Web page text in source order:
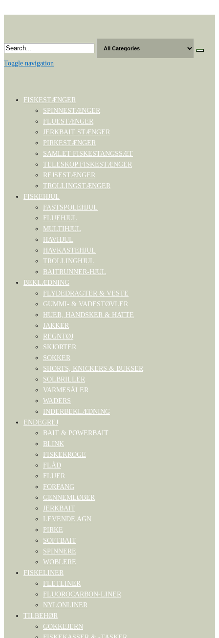
content
Toggle navigation
FISKESTÆNGER
SPINNESTÆNGER
FLUESTÆNGER
JERKBAIT STÆNGER
PIRKESTÆNGER
SAMLET FISKESTANGSSÆT
TELESKOP FISKESTÆNGER
REJSESTÆNGER
TROLLINGSTÆNGER
FISKEHJUL
FASTSPOLEHJUL
FLUEHJUL
MULTIHJUL
HAVHJUL
HAVKASTEHJUL
TROLLINGHJUL
BAITRUNNER-HJUL
BEKLÆDNING
FLYDEDRAGTER & VESTE
GUMMI- & VADESTØVLER
HUER, HANDSKER & HATTE
JAKKER
REGNTØJ
SKJORTER
SOKKER
SHORTS, KNICKERS & BUKSER
SOLBRILLER
VARMESÅLER
WADERS
INDERBEKLÆDNING
ENDEGREJ
BAIT & POWERBAIT
BLINK
FISKEKROGE
FLÅD
FLUER
FORFANG
GENNEMLØBER
JERKBAIT
LEVENDE AGN
PIRKE
SOFTBAIT
SPINNERE
WOBLERE
FISKELINER
FLETLINER
FLUOROCARBON-LINER
NYLONLINER
TILBEHØR
GOKKEJERN